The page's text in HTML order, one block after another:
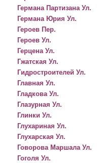
Германа Партизана Ул.
Германа Юрия Ул.
Героев Пер.
Героев Ул.
Герцена Ул.
Гжатская Ул.
Гидростроителей Ул.
Главная Ул.
Гладкова Ул.
Глазурная Ул.
Глинки Ул.
Глухариная Ул.
Глухарская Ул.
Говорова Маршала Ул.
Гоголя Ул.